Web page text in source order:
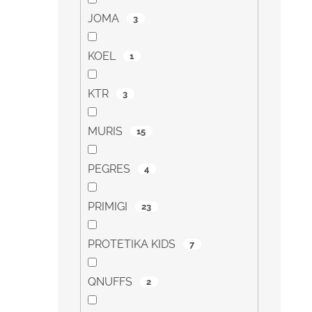
JOMA 3
KOEL 1
KTR 3
MURIS 15
PEGRES 4
PRIMIGI 23
PROTETIKA KIDS 7
QNUFFS 2